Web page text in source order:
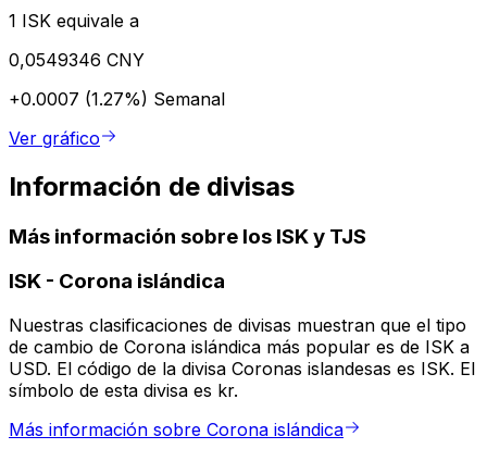
1 ISK equivale a
0,0549346 CNY
+0.0007 (1.27%) Semanal
Ver gráfico
Información de divisas
Más información sobre los ISK y TJS
ISK - Corona islándica
Nuestras clasificaciones de divisas muestran que el tipo
de cambio de Corona islándica más popular es de ISK a
USD. El código de la divisa Coronas islandesas es ISK. El
símbolo de esta divisa es kr.
Más información sobre Corona islándica